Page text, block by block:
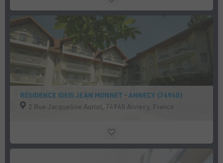
RÉSIDENCE IDEIS JEAN MONNET - ANNECY (74940)
2 Rue Jacqueline Auriol, 74940 Annecy, France